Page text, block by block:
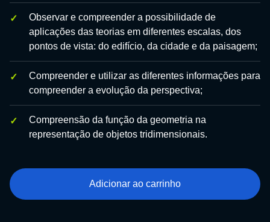
Observar e compreender a possibilidade de
aplicações das teorias em diferentes escalas, dos
pontos de vista: do edifício, da cidade e da paisagem;
Compreender e utilizar as diferentes informações para
compreender a evolução da perspectiva;
Compreensão da função da geometria na
representação de objetos tridimensionais.
Adicionar ao carrinho